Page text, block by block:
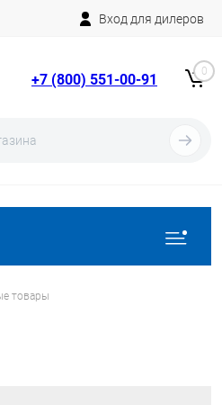
Вход для дилеров
+7 (800) 551-00-91 0
товары